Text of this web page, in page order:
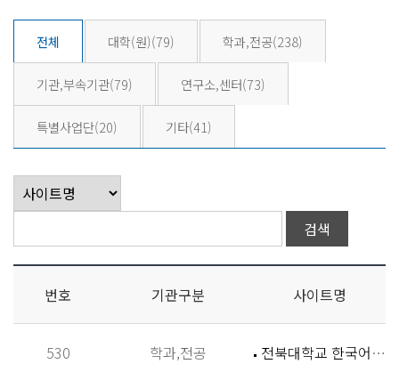
전체 대학(원)(79) 학과,전공(238)
기관,부속기관(79) 연구소,센터(73)
특별사업단(20) 기타(41)
번호 기관구분 사이트명
530 학과,전공 전북대학교 한국어학과